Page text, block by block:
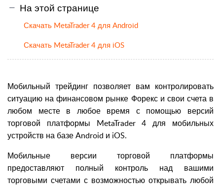
На этой странице
Скачать MetaTrader 4 для Android
Скачать MetaTrader 4 для iOS
Мобильный трейдинг позволяет вам контролировать
ситуацию на финансовом рынке Форекс и свои счета в
любом месте в любое время с помощью версий
торговой платформы MetaTrader 4 для мобильных
устройств на базе Android и iOS.
Мобильные версии торговой платформы
предоставляют полный контроль над вашими
торговыми счетами с возможностью открывать любой